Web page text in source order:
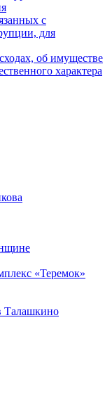
с
для
об имуществе
характера
«Теремок»
Талашкино